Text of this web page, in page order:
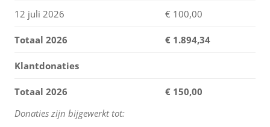
12 juli 2026 € 100,00
Totaal 2026 € 1.894,34
Klantdonaties
Totaal 2026
€ 150,00
Donaties zijn bijgewerkt tot: